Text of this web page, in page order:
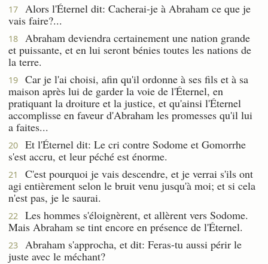
17
Alors l'Éternel dit: Cacherai-je à Abraham ce que je
vais faire?...
18
Abraham deviendra certainement une nation grande
et puissante, et en lui seront bénies toutes les nations de
la terre.
19
Car je l'ai choisi, afin qu'il ordonne à ses fils et à sa
maison après lui de garder la voie de l'Éternel, en
pratiquant la droiture et la justice, et qu'ainsi l'Éternel
accomplisse en faveur d'Abraham les promesses qu'il lui
a faites...
20
Et l'Éternel dit: Le cri contre Sodome et Gomorrhe
s'est accru, et leur péché est énorme.
21
C'est pourquoi je vais descendre, et je verrai s'ils ont
agi entièrement selon le bruit venu jusqu'à moi; et si cela
n'est pas, je le saurai.
22
Les hommes s'éloignèrent, et allèrent vers Sodome.
Mais Abraham se tint encore en présence de l'Éternel.
23
Abraham s'approcha, et dit: Feras-tu aussi périr le
juste avec le méchant?